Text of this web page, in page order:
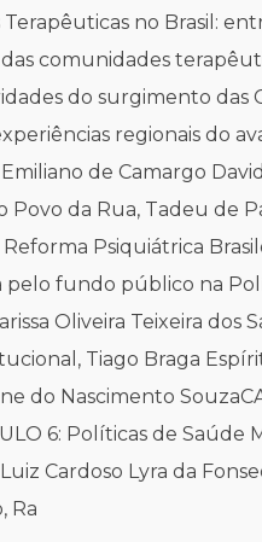
no Brasil:
comunidades
do surgimento das
regionais do
de Camargo
Povo da Rua, Tadeu de
Psiquiátrica
fundo público na
Oliveira Teixeira
Tiago Braga
do Nascimento
6: Políticas de
Cardoso Lyra da
Ra